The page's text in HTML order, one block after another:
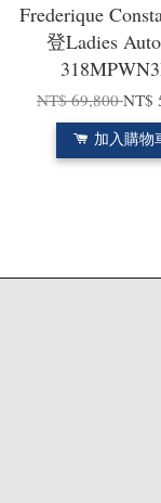
Frederique
登Ladies
NT$ 69,800NT$
加入購物